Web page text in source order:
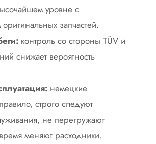
уровне с
запчастей.
контроль со стороны TÜV и
снижает вероятность
немецкие
строго следуют
не перегружают
меняют расходники.